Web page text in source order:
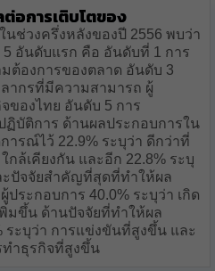
อการเติบโตของ
ช่วงครึ่งหลังของปี 2556 พบว่า
อันดับแรก คือ อันดับที่ 1 การ
ต้องการของตลาด อันดับ 3
ากรที่มีความสามารถ ผู้
ของไทย อันดับ 5 การ
บัติการ ด้านผลประกอบการใน
ารณ์ไว้ 22.9% ระบุว่า ดีกว่าที่
ล้เคียงกัน และอีก 22.8% ระบุ
ปัจจัยสำคัญที่สุดที่ทำให้ผล
ระกอบการ 40.0% ระบุว่า เกิด
มขึ้น ด้านปัจจัยที่ทำให้ผล
ระบุว่า การแข่งขันที่สูงขึ้น และ
ทำธุรกิจที่สูงขึ้น